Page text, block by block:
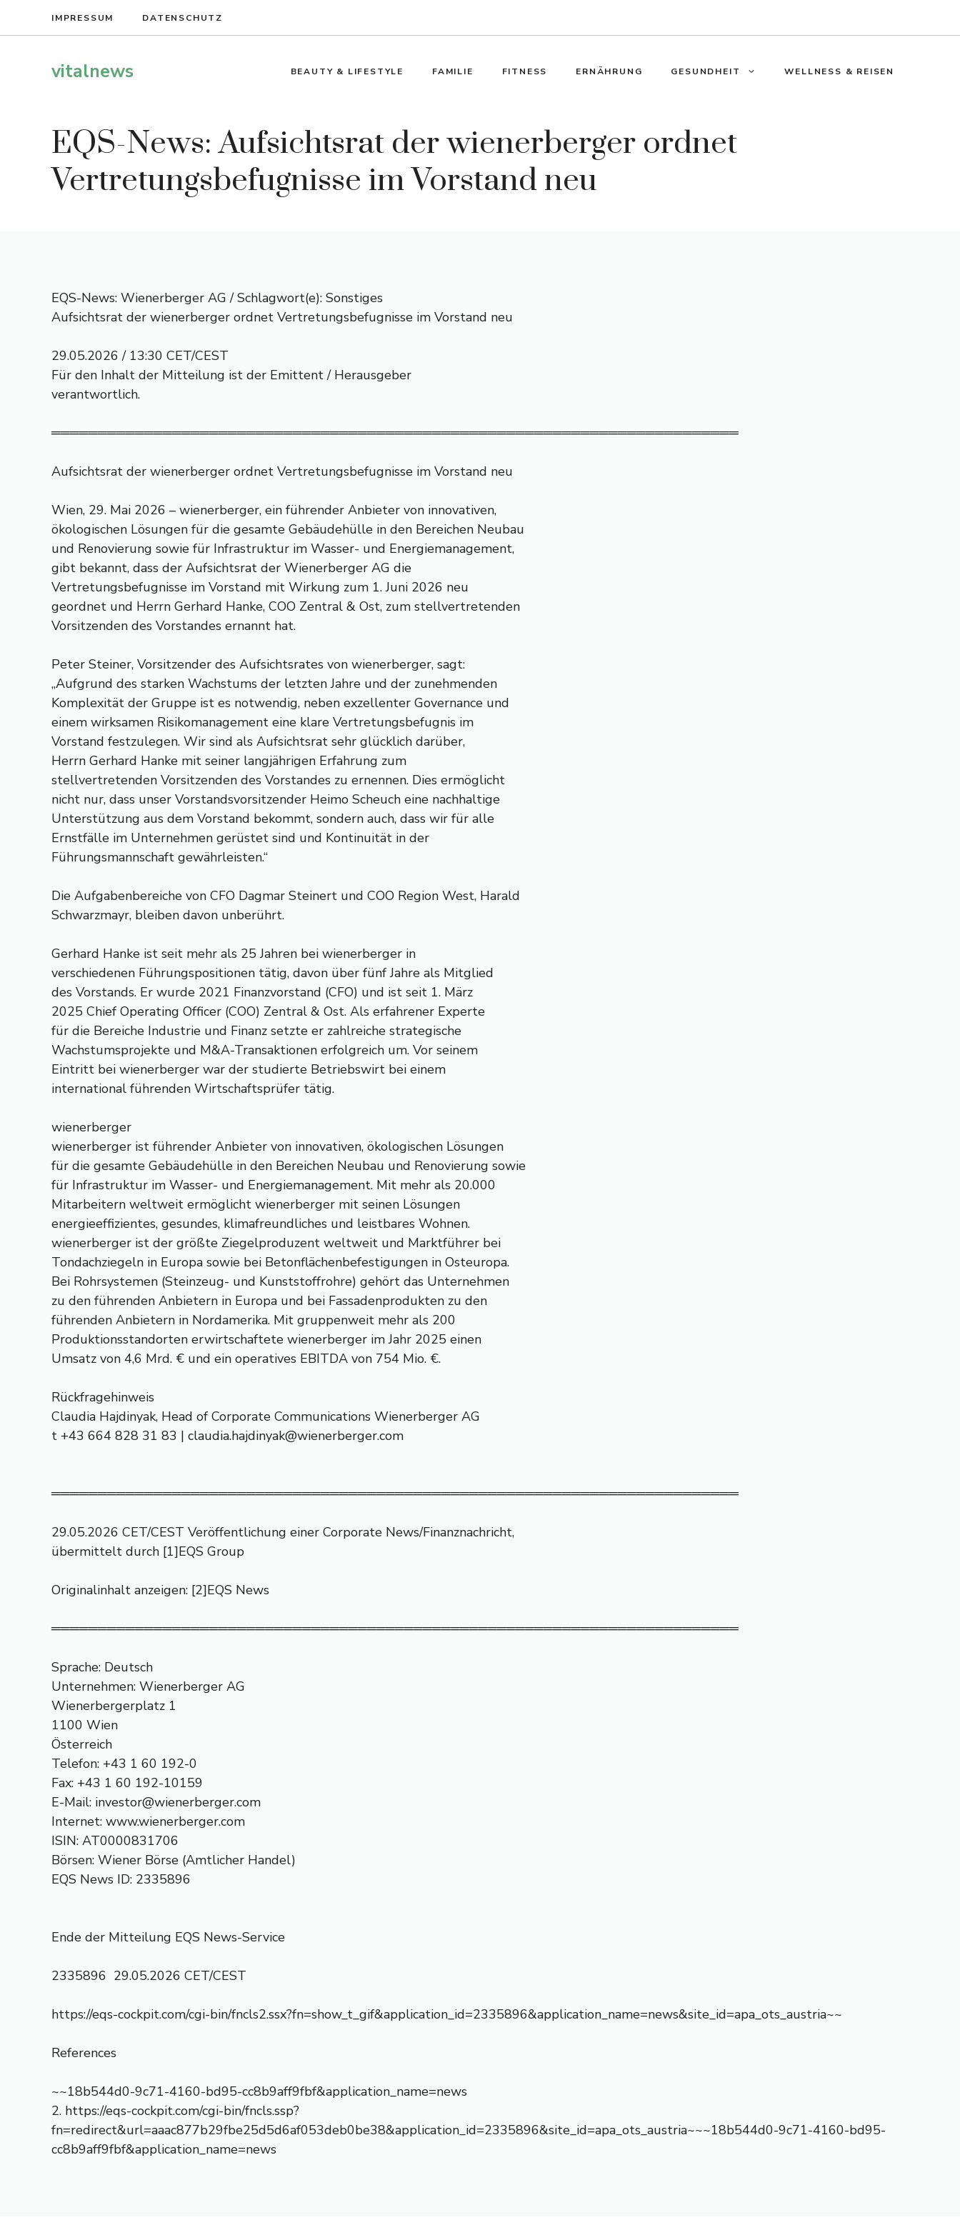
IMPRESSUM DATENSCHUTZ
vitalnews BEAUTY & LIFESTYLE FAMILIE FITNESS ERNÄHRUNG GESUNDHEIT WELLNESS & REISEN
EQS-News: Aufsichtsrat der wienerberger ordnet
Vertretungsbefugnisse im Vorstand neu
EQS-News: Wienerberger AG / Schlagwort(e): Sonstiges
Aufsichtsrat der wienerberger ordnet Vertretungsbefugnisse im Vorstand neu
29.05.2026 / 13:30 CET/CEST
Für den Inhalt der Mitteilung ist der Emittent / Herausgeber
verantwortlich.
══════════════════════════════════════════════════════════════════════════
Aufsichtsrat der wienerberger ordnet Vertretungsbefugnisse im Vorstand neu
Wien, 29. Mai 2026 – wienerberger, ein führender Anbieter von innovativen,
ökologischen Lösungen für die gesamte Gebäudehülle in den Bereichen Neubau
und Renovierung sowie für Infrastruktur im Wasser- und Energiemanagement,
gibt bekannt, dass der Aufsichtsrat der Wienerberger AG die
Vertretungsbefugnisse im Vorstand mit Wirkung zum 1. Juni 2026 neu
geordnet und Herrn Gerhard Hanke, COO Zentral & Ost, zum stellvertretenden
Vorsitzenden des Vorstandes ernannt hat.
Peter Steiner, Vorsitzender des Aufsichtsrates von wienerberger, sagt:
„Aufgrund des starken Wachstums der letzten Jahre und der zunehmenden
Komplexität der Gruppe ist es notwendig, neben exzellenter Governance und
einem wirksamen Risikomanagement eine klare Vertretungsbefugnis im
Vorstand festzulegen. Wir sind als Aufsichtsrat sehr glücklich darüber,
Herrn Gerhard Hanke mit seiner langjährigen Erfahrung zum
stellvertretenden Vorsitzenden des Vorstandes zu ernennen. Dies ermöglicht
nicht nur, dass unser Vorstandsvorsitzender Heimo Scheuch eine nachhaltige
Unterstützung aus dem Vorstand bekommt, sondern auch, dass wir für alle
Ernstfälle im Unternehmen gerüstet sind und Kontinuität in der
Führungsmannschaft gewährleisten.“
Die Aufgabenbereiche von CFO Dagmar Steinert und COO Region West, Harald
Schwarzmayr, bleiben davon unberührt.
Gerhard Hanke ist seit mehr als 25 Jahren bei wienerberger in
verschiedenen Führungspositionen tätig, davon über fünf Jahre als Mitglied
des Vorstands. Er wurde 2021 Finanzvorstand (CFO) und ist seit 1. März
2025 Chief Operating Officer (COO) Zentral & Ost. Als erfahrener Experte
für die Bereiche Industrie und Finanz setzte er zahlreiche strategische
Wachstumsprojekte und M&A-Transaktionen erfolgreich um. Vor seinem
Eintritt bei wienerberger war der studierte Betriebswirt bei einem
international führenden Wirtschaftsprüfer tätig.
wienerberger
wienerberger ist führender Anbieter von innovativen, ökologischen Lösungen
für die gesamte Gebäudehülle in den Bereichen Neubau und Renovierung sowie
für Infrastruktur im Wasser- und Energiemanagement. Mit mehr als 20.000
Mitarbeitern weltweit ermöglicht wienerberger mit seinen Lösungen
energieeffizientes, gesundes, klimafreundliches und leistbares Wohnen.
wienerberger ist der größte Ziegelproduzent weltweit und Marktführer bei
Tondachziegeln in Europa sowie bei Betonflächenbefestigungen in Osteuropa.
Bei Rohrsystemen (Steinzeug- und Kunststoffrohre) gehört das Unternehmen
zu den führenden Anbietern in Europa und bei Fassadenprodukten zu den
führenden Anbietern in Nordamerika. Mit gruppenweit mehr als 200
Produktionsstandorten erwirtschaftete wienerberger im Jahr 2025 einen
Umsatz von 4,6 Mrd. € und ein operatives EBITDA von 754 Mio. €.
Rückfragehinweis
Claudia Hajdinyak, Head of Corporate Communications Wienerberger AG
t +43 664 828 31 83 | claudia.hajdinyak@wienerberger.com
══════════════════════════════════════════════════════════════════════════
29.05.2026 CET/CEST Veröffentlichung einer Corporate News/Finanznachricht,
übermittelt durch [1]EQS Group
Originalinhalt anzeigen: [2]EQS News
══════════════════════════════════════════════════════════════════════════
Sprache: Deutsch
Unternehmen: Wienerberger AG
Wienerbergerplatz 1
1100 Wien
Österreich
Telefon: +43 1 60 192-0
Fax: +43 1 60 192-10159
E-Mail: investor@wienerberger.com
Internet: www.wienerberger.com
ISIN: AT0000831706
Börsen: Wiener Börse (Amtlicher Handel)
EQS News ID: 2335896
Ende der Mitteilung EQS News-Service
2335896 29.05.2026 CET/CEST
https://eqs-cockpit.com/cgi-bin/fncls2.ssx?fn=show_t_gif&application_id=2335896&application_name=news&site_id=apa_ots_austria~~
References
~~18b544d0-9c71-4160-bd95-cc8b9aff9fbf&application_name=news
2. https://eqs-cockpit.com/cgi-bin/fncls.ssp?
fn=redirect&url=aaac877b29fbe25d5d6af053deb0be38&application_id=2335896&site_id=apa_ots_austria~~~18b544d0-9c71-4160-bd95-
cc8b9aff9fbf&application_name=news